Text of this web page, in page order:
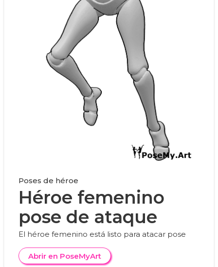
Poses de héroe
Héroe femenino
pose de ataque
El héroe femenino está listo para atacar pose
Abrir en PoseMyArt